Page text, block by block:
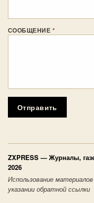
СООБЩЕНИЕ *
Отправить
ZXPRESS — Журналы,
2026
Использование
указании обратной ссылки